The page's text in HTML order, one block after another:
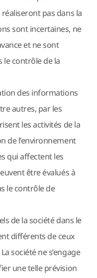
réaliseront pas dans la
sont incertaines, ne
et ne sont
le contrôle de la
des informations
autres, par les
les activités de la
de l’environnement
qui affectent les
être évalués à
le contrôle de
de la société dans le
différents de ceux
société ne s’engage
une telle prévision